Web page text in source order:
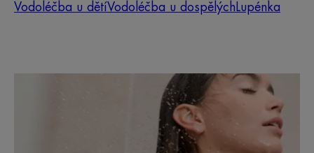
Vodoléčba u dětíVodoléčba u dospělých Lupénka